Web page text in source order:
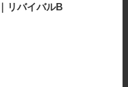
｜リバイバルB